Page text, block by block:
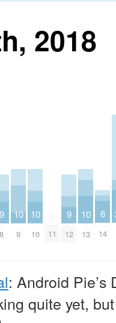
2018
9
8
10
9
10
10 11
9
12
10
13
6
14
: Android
quite yet,